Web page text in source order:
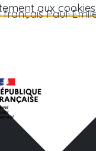
aux cookies
Institut polaire
Recherche scientifique